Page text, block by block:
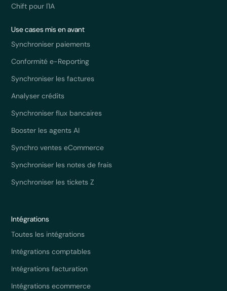
Chift pour l'IA
Use cases mis en avant
Synchroniser paiements
Conformité e-Reporting
Synchroniser les factures
Analyser crédits
Synchroniser flux bancaires
Booster les agents AI
Synchro ventes eCommerce
Synchroniser les notes de frais
Synchroniser les tickets Z
Intégrations
Toutes les intégrations
Intégrations comptables
Intégrations facturation
Intégrations ecommerce